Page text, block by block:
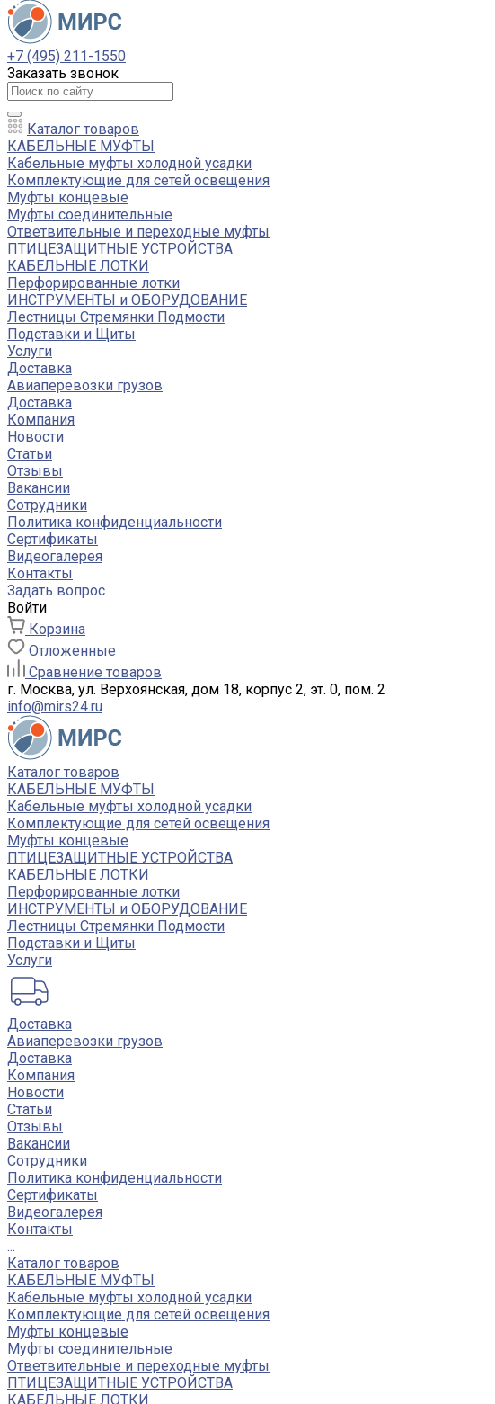
+7 (495) 211-1550
Заказать звонок
Каталог товаров
КАБЕЛЬНЫЕ МУФТЫ
Кабельные муфты холодной усадки
Комплектующие для сетей освещения
Муфты концевые
Муфты соединительные
Ответвительные и переходные муфты
ПТИЦЕЗАЩИТНЫЕ УСТРОЙСТВА
КАБЕЛЬНЫЕ ЛОТКИ
Перфорированные лотки
ИНСТРУМЕНТЫ и ОБОРУДОВАНИЕ
Лестницы Стремянки Подмости
Подставки и Щиты
Услуги
Доставка
Авиаперевозки грузов
Доставка
Компания
Новости
Статьи
Отзывы
Вакансии
Сотрудники
Политика конфиденциальности
Сертификаты
Видеогалерея
Контакты
Задать вопрос
Войти
Корзина
Отложенные
Сравнение товаров
г. Москва, ул. Верхоянская, дом 18, корпус 2, эт. 0, пом. 2
info@mirs24.ru
Каталог товаров
КАБЕЛЬНЫЕ МУФТЫ
Кабельные муфты холодной усадки
Комплектующие для сетей освещения
Муфты концевые
ПТИЦЕЗАЩИТНЫЕ УСТРОЙСТВА
КАБЕЛЬНЫЕ ЛОТКИ
Перфорированные лотки
ИНСТРУМЕНТЫ и ОБОРУДОВАНИЕ
Лестницы Стремянки Подмости
Подставки и Щиты
Услуги
Доставка
Авиаперевозки грузов
Доставка
Компания
Новости
Статьи
Отзывы
Вакансии
Сотрудники
Политика конфиденциальности
Сертификаты
Видеогалерея
Контакты
...
Каталог товаров
КАБЕЛЬНЫЕ МУФТЫ
Кабельные муфты холодной усадки
Комплектующие для сетей освещения
Муфты концевые
Муфты соединительные
Ответвительные и переходные муфты
ПТИЦЕЗАЩИТНЫЕ УСТРОЙСТВА
КАБЕЛЬНЫЕ ЛОТКИ